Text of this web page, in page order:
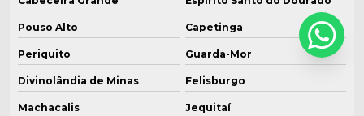
Pouso Alto Capetinga
Periquito Guarda-Mor
Divinolândia de Minas Felisburgo
Machacalis Jequitaí